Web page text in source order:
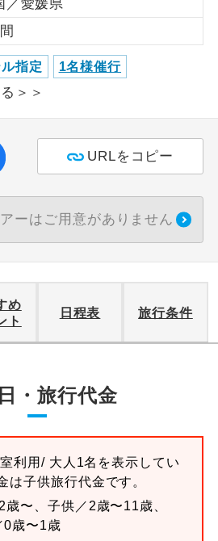
／愛媛県
指定 1名様催行
＞＞
URLをコピー
ーはご用意がありません
め
ト
日程表 旅行条件
・旅行代金
利用/ 大人1名を表示してい
は子供旅行代金です。
歳〜、子供／2歳〜11歳、
0歳〜1歳
紹介するホテルを指定したコースで
。
ひとり様でバス席を2席利⽤できま
。